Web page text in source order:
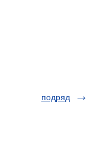
подряд